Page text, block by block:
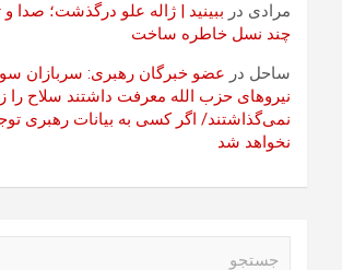
مرادی در ببینید | ژاله علو درگذشت؛ صدا
چند نسل خاطره ساخت
ساحل در عضو خبرگان رهبری: سربازان
نیروهای حزب الله معرفت داشتند سلاح را
نمی‌گذاشتند/ اگر کسی به بیانات رهبری
نخواهد شد